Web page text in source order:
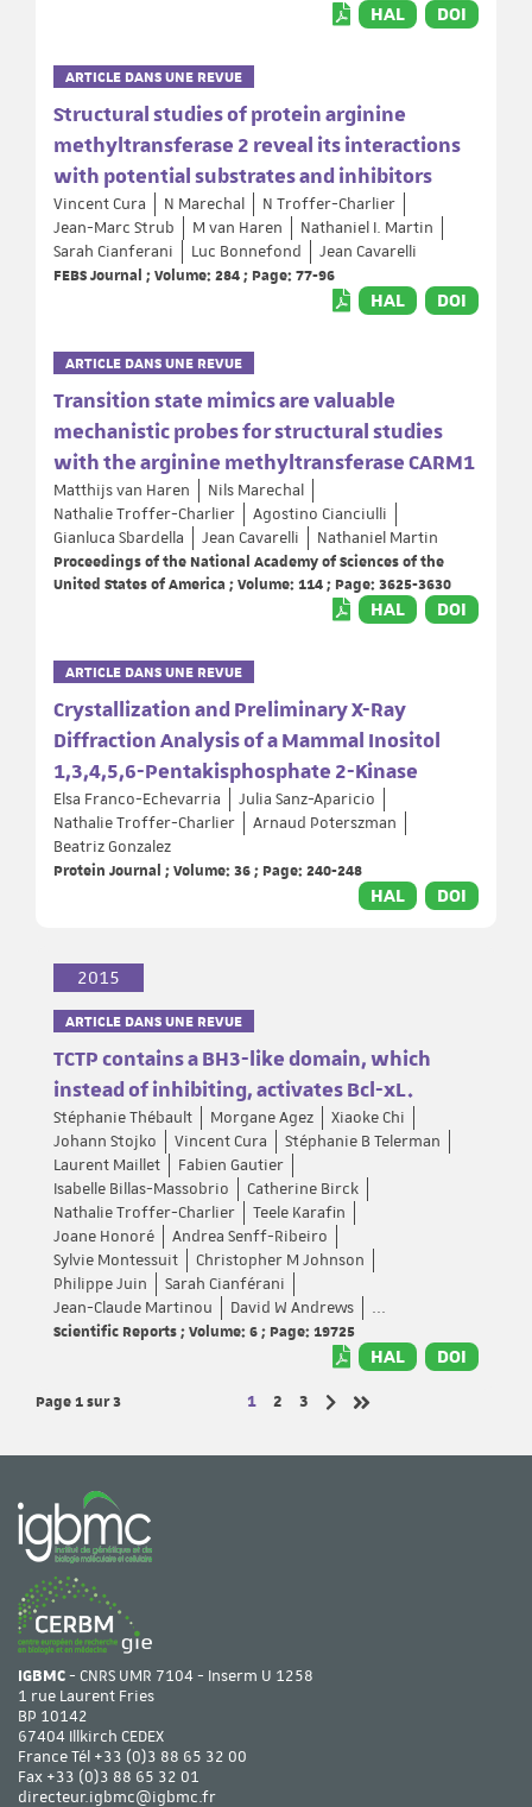
HAL DOI
ARTICLE DANS UNE REVUE
Structural studies of protein arginine
methyltransferase 2 reveal its interactions
with potential substrates and inhibitors
Vincent Cura N Marechal
N Troffer-Charlier
Jean-Marc Strub
M van Haren
Nathaniel I. Martin
Sarah Cianferani
Luc Bonnefond
Jean Cavarelli
FEBS Journal ; Volume: 284 ; Page: 77-96
HAL DOI
ARTICLE DANS UNE REVUE
Transition state mimics are valuable
mechanistic probes for structural studies
with the arginine methyltransferase CARM1
Matthijs van Haren
Nils Marechal
Nathalie Troffer-Charlier
Agostino Cianciulli
Gianluca Sbardella
Jean Cavarelli
Nathaniel Martin
Proceedings of the National Academy of Sciences of the
United States of America ; Volume: 114 ; Page: 3625-3630
HAL DOI
ARTICLE DANS UNE REVUE
Crystallization and Preliminary X-Ray
Diffraction Analysis of a Mammal Inositol
1,3,4,5,6-Pentakisphosphate 2-Kinase
Elsa Franco-Echevarria
Julia Sanz-Aparicio
Nathalie Troffer-Charlier
Arnaud Poterszman
Beatriz Gonzalez
Protein Journal ; Volume: 36 ; Page: 240-248
HAL DOI
2015
ARTICLE DANS UNE REVUE
TCTP contains a BH3-like domain, which
instead of inhibiting, activates Bcl-xL.
Stéphanie Thébault Morgane Agez
Xiaoke Chi
Johann Stojko
Vincent Cura
Stéphanie B Telerman
Laurent Maillet
Fabien Gautier
Isabelle Billas-Massobrio
Catherine Birck
Nathalie Troffer-Charlier
Teele Karafin
Joane Honoré
Andrea Senff-Ribeiro
Sylvie Montessuit
Christopher M Johnson
Philippe Juin
Sarah Cianférani
Jean-Claude Martinou
David W Andrews
...
Scientific Reports ; Volume: 6 ; Page: 19725
HAL DOI
Page 1sur 3 Page
1 Page
2 Page
3
IGBMC- CNRS UMR 7104 - Inserm U 1258
1 rue Laurent Fries
BP 10142
67404 Illkirch CEDEX
France Tél +33 (0)3 88 65 32 00
Fax +33 (0)3 88 65 32 01
directeur.igbmc@igbmc.fr